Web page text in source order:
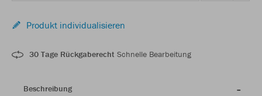
Produkt individualisieren
30 Tage Rückgaberecht Schnelle Bearbeitung
Beschreibung